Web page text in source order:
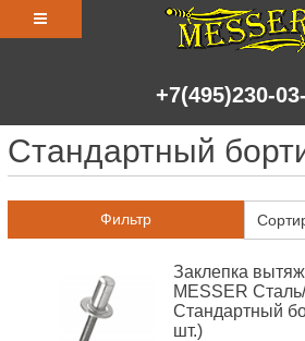
+7(495)230-
Стандартный
Фильтр
Заклепка
MESSER
Стандартный
шт.)